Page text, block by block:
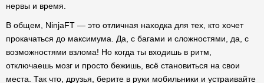
нервы и время.
В общем, NinjaFT — это отличная находка для тех, кто хочет
прокачаться до максимума. Да, с багами и сложностями, да, с
возможностями взлома! Но когда ты входишь в ритм,
отключаешь мозг и просто бежишь, всё становиться на свои
места. Так что, друзья, берите в руки мобильники и устраивайте